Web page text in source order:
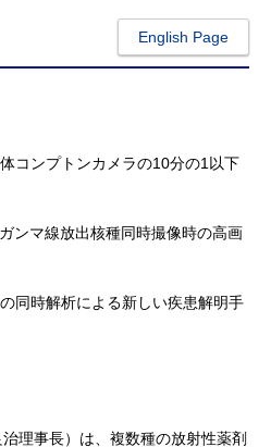
English Page
コンプトンカメラの10分の1以下
ンマ線放出核種同時撮像時の高画
同時解析による新しい疾患解明手
理事長）は、複数種の放射性薬剤